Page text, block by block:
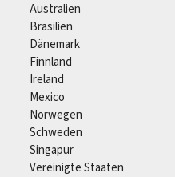
Australien
Brasilien
Dänemark
Finnland
Ireland
Mexico
Norwegen
Schweden
Singapur
Vereinigte Staaten